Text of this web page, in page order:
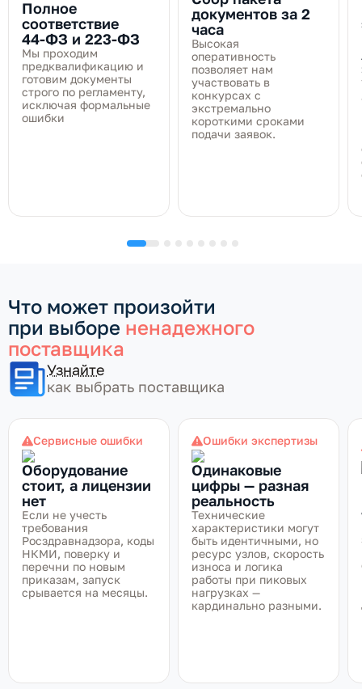
Полное
соответствие
44‑ФЗ и 223‑ФЗ
Мы проходим
предквалификацию и
готовим документы
строго по регламенту,
исключая формальные
ошибки
документов за 2
часа
Высокая
оперативность
позволяет нам
участвовать в
конкурсах с
экстремально
короткими сроками
подачи заявок.
Что может произойти
при выборе ненадежного
поставщика
Узнайте
как выбрать поставщика
Сервисные ошибки
Оборудование
стоит, а лицензии
нет
Если не учесть
требования
Росздравнадзора, коды
НКМИ, поверку и
перечни по новым
приказам, запуск
срывается на месяцы.
Ошибки экспертизы
Одинаковые
цифры — разная
реальность
Технические
характеристики могут
быть идентичными, но
ресурс узлов, скорость
износа и логика
работы при пиковых
нагрузках —
кардинально разными.